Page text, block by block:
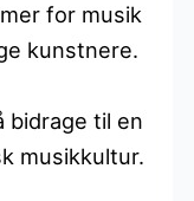
for musik
kunstnere.
bidrage til en
musikkultur.